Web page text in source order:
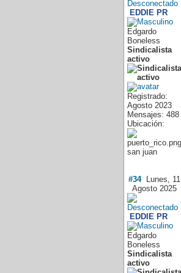
EDDIE PR
Edgardo
Boneless
Sindicalista
activo
Registrado:
Agosto 2023
Mensajes: 488
Ubicación:
san juan
#34Lunes, 11
Agosto 2025
EDDIE PR
Edgardo
Boneless
Sindicalista
activo